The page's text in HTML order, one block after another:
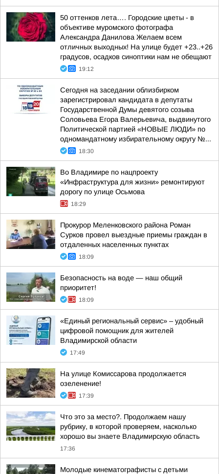
50 оттенков лета…. Городские цветы - в
объективе муромского фотографа
Александра Данилова Желаем всем
отличных выходных! На улице будет +23..+26
градусов, осадков синоптики нам не обещают
19:12
Сегодня на заседании облизбирком
зарегистрировал кандидата в депутаты
Государственной Думы девятого созыва
Соловьева Егора Валерьевича, выдвинутого
Политической партией «НОВЫЕ ЛЮДИ» по
одномандатному избирательному округу №...
18:30
Во Владимире по нацпроекту
«Инфраструктура для жизни» ремонтируют
дорогу по улице Осьмова
18:29
Прокурор Меленковского района Роман
Сурков провел выездные приемы граждан в
отдаленных населенных пунктах
18:09
Безопасность на воде — наш общий
приоритет!
18:09
«Единый региональный сервис» – удобный
цифровой помощник для жителей
Владимирской области
17:49
На улице Комиссарова продолжается
озеленение!
17:39
Что это за место?. Продолжаем нашу
рубрику, в которой проверяем, насколько
хорошо вы знаете Владимирскую область
17:36
Молодые кинематографисты с детьми